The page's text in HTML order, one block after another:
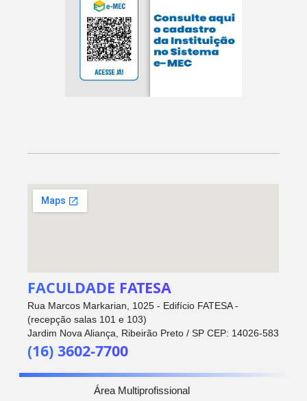
FACULDADE FATESA
Rua Marcos Markarian, 1025 - Edifício FATESA -
(recepção salas 101 e 103)
Jardim Nova Aliança, Ribeirão Preto / SP CEP: 14026-583
(16) 3602-7700
Área Multiprofissional